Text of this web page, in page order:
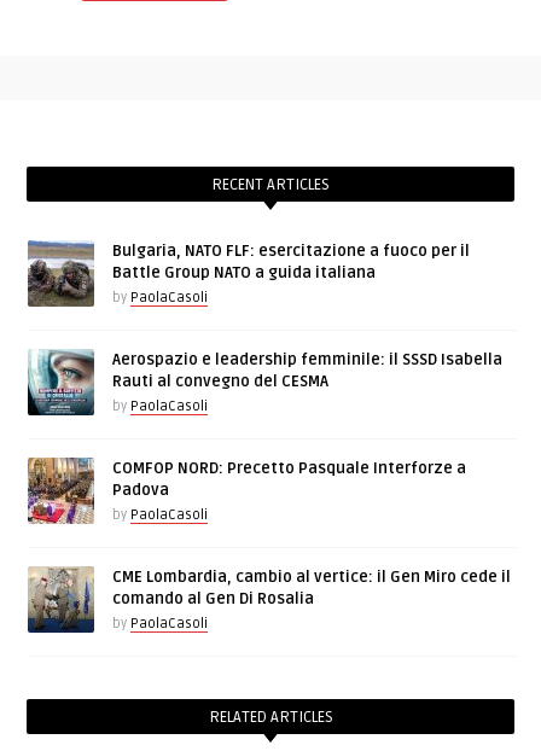
RECENT ARTICLES
Bulgaria, NATO FLF: esercitazione a fuoco per il
Battle Group NATO a guida italiana
by PaolaCasoli
Aerospazio e leadership femminile: il SSSD Isabella
Rauti al convegno del CESMA
by PaolaCasoli
COMFOP NORD: Precetto Pasquale Interforze a
Padova
by PaolaCasoli
CME Lombardia, cambio al vertice: il Gen Miro cede il
comando al Gen Di Rosalia
by PaolaCasoli
RELATED ARTICLES